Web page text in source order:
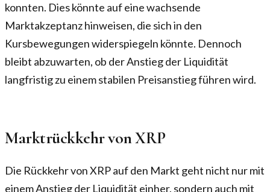
konnten. Dies könnte auf eine wachsende
Marktakzeptanz hinweisen, die sich in den
Kursbewegungen widerspiegeln könnte. Dennoch
bleibt abzuwarten, ob der Anstieg der Liquidität
langfristig zu einem stabilen Preisanstieg führen wird.
Marktrückkehr von XRP
Die Rückkehr von XRP auf den Markt geht nicht nur mit
einem Anstieg der Liquidität einher, sondern auch mit